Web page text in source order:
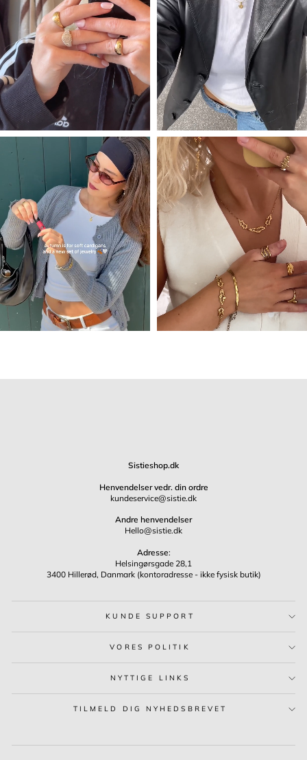
Sistieshop.dk
Henvendelser vedr. din ordre
kundeservice@sistie.dk
Andre henvendelser
Hello@sistie.dk
Adresse:
Helsingørsgade 28,1
3400 Hillerød, Danmark (kontoradresse - ikke fysisk butik)
KUNDE SUPPORT
VORES POLITIK
NYTTIGE LINKS
TILMELD DIG NYHEDSBREVET